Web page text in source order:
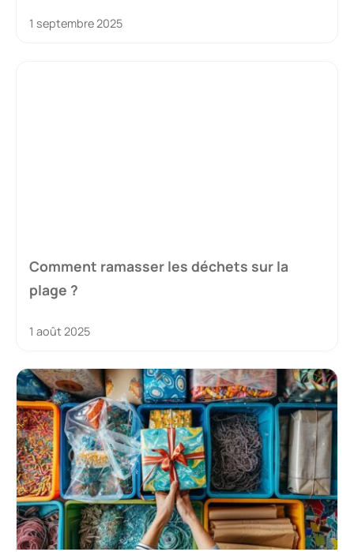
1 septembre 2025
Comment ramasser les déchets sur la
plage ?
1 août 2025